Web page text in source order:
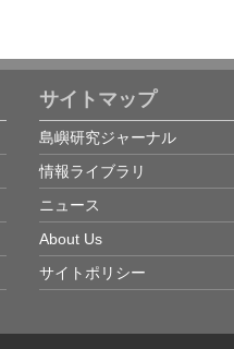
サイトマップ
島嶼研究ジャーナル
情報ライブラリ
ニュース
About Us
サイトポリシー